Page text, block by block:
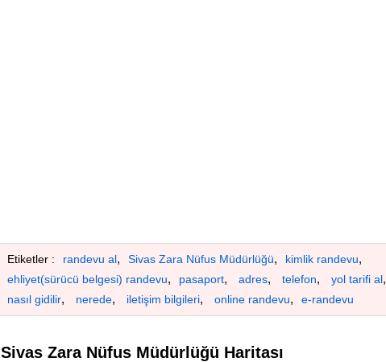
Etiketler : randevu al, Sivas Zara Nüfus Müdürlüğü, kimlik randevu,
ehliyet(sürücü belgesi) randevu, pasaport, adres, telefon, yol tarifi al,
nasıl gidilir, nerede, iletişim bilgileri, online randevu, e-randevu
Sivas Zara Nüfus Müdürlüğü Haritası